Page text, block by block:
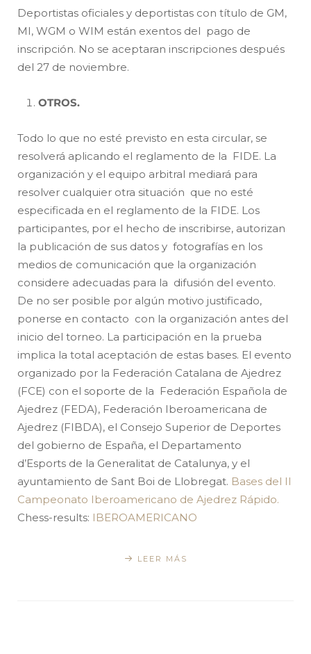
Deportistas oficiales y deportistas con título de GM,
MI, WGM o WIM están exentos del pago de
inscripción. No se aceptaran inscripciones después
del 27 de noviembre.
OTROS.
Todo lo que no esté previsto en esta circular, se
resolverá aplicando el reglamento de la FIDE. La
organización y el equipo arbitral mediará para
resolver cualquier otra situación que no esté
especificada en el reglamento de la FIDE. Los
participantes, por el hecho de inscribirse, autorizan
la publicación de sus datos y fotografías en los
medios de comunicación que la organización
considere adecuadas para la difusión del evento.
De no ser posible por algún motivo justificado,
ponerse en contacto con la organización antes del
inicio del torneo. La participación en la prueba
implica la total aceptación de estas bases. El evento
organizado por la Federación Catalana de Ajedrez
(FCE) con el soporte de la Federación Española de
Ajedrez (FEDA), Federación Iberoamericana de
Ajedrez (FIBDA), el Consejo Superior de Deportes
del gobierno de España, el Departamento
d’Esports de la Generalitat de Catalunya, y el
ayuntamiento de Sant Boi de Llobregat. Bases del II
Campeonato Iberoamericano de Ajedrez Rápido.
Chess-results: IBEROAMERICANO
LEER MÁS